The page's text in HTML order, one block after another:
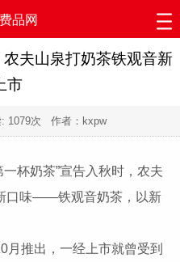
品网
农夫山泉打奶茶铁观音新
市
1079次 作者：kxpw
杯奶茶”宣告入秋时，农夫
口味——铁观音奶茶，以新
月推出，一经上市就曾受到